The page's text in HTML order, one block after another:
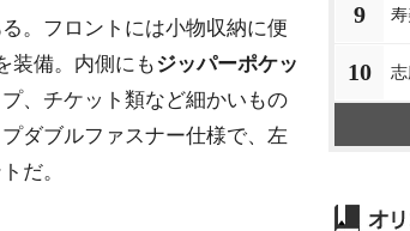
。フロントには小物収納に便
装備。内側にもジッパーポケッ
、チケット類など細かいもの
ダブルファスナー仕様で、左
だ。
9
10